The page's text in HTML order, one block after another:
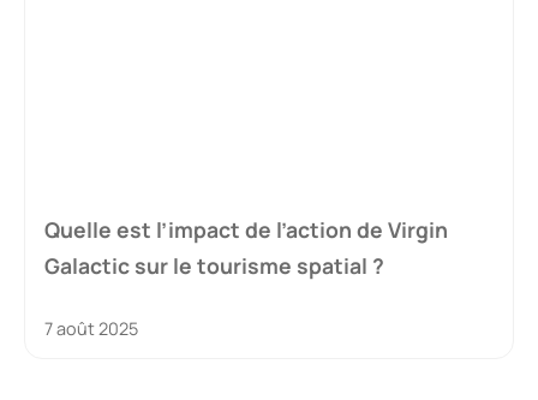
Quelle est l’impact de l’action de Virgin
Galactic sur le tourisme spatial ?
7 août 2025